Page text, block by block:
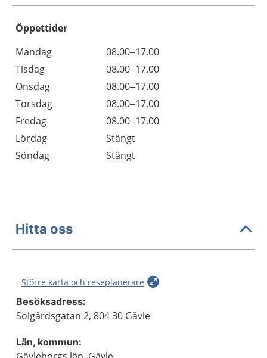
Öppettider
Dag
Öppettider
Kommentarer
Måndag
08.00–17.00
Tisdag
08.00–17.00
Onsdag
08.00–17.00
Torsdag
08.00–17.00
Fredag
08.00–17.00
Lördag
Stängt
Söndag
Stängt
Hitta oss
Större karta och reseplanerare
Besöksadress:
Solgårdsgatan 2, 804 30 Gävle
Län, kommun: